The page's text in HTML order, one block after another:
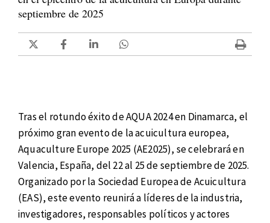
septiembre de 2025
Tras el rotundo éxito de AQUA 2024 en Dinamarca, el
próximo gran evento de la acuicultura europea,
Aquaculture Europe 2025 (AE2025), se celebrará en
Valencia, España, del 22 al 25 de septiembre de 2025.
Organizado por la Sociedad Europea de Acuicultura
(EAS), este evento reunirá a líderes de la industria,
investigadores, responsables políticos y actores